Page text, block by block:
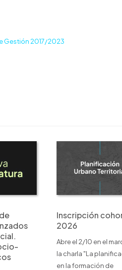
Gestión 2017/2023
Inscripción
2026
Abre el 2/10 en el
la charla "La
en la formación de